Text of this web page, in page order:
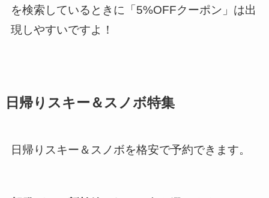
を検索しているときに「5%OFFクーポン」は出
現しやすいですよ！
日帰りスキー＆スノボ特集
日帰りスキー＆スノボを格安で予約できます。